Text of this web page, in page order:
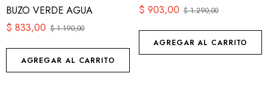
BUZO VERDE AGUA
$1.190,00
$ 833,00
AGREGAR AL CARRITO
$1.290,00
$ 903,00
AGREGAR AL CARRITO